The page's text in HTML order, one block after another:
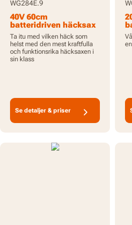
WG284E.9
40V 60cm
batteridriven häcksax
- endast verktyg
Ta itu med vilken häck som
helst med den mest kraftfulla
och funktionsrika häcksaxen i
sin klass
Se detaljer & priser
-